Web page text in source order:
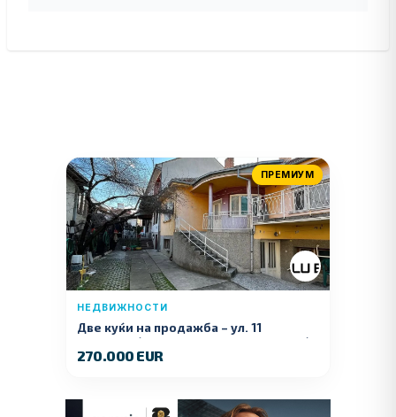
ПРЕМИУМ
НЕДВИЖНОСТИ
Две куќи на продажба – ул. 11
Ноември (Наспроти Селман Туризам)
270.000 EUR